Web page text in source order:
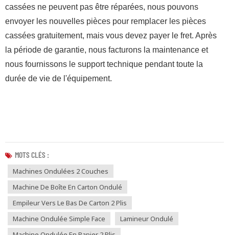
cassées ne peuvent pas être réparées, nous pouvons
envoyer les nouvelles pièces pour remplacer les pièces
cassées gratuitement, mais vous devez payer le fret. Après
la période de garantie, nous facturons la maintenance et
nous fournissons le support technique pendant toute la
durée de vie de l'équipement.
MOTS CLÉS :
Machines Ondulées 2 Couches
Machine De Boîte En Carton Ondulé
Empileur Vers Le Bas De Carton 2 Plis
Machine Ondulée Simple Face
Lamineur Ondulé